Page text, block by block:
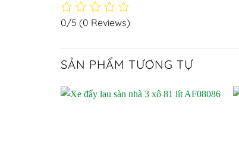
0/5 (0 Reviews)
SẢN PHẨM TƯƠNG TỰ